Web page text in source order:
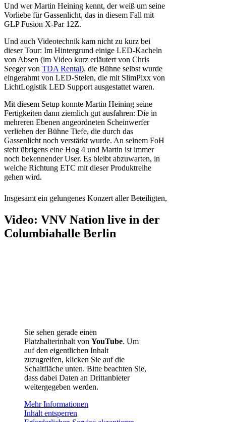
Und wer Martin Heining kennt, der weiß um seine
Vorliebe für Gassenlicht, das in diesem Fall mit
GLP Fusion X-Par 12Z.
Und auch Videotechnik kam nicht zu kurz bei
dieser Tour: Im Hintergrund einige LED-Kacheln
von Absen (im Video kurz erläutert von Chris
Seeger von TDA Rental), die Bühne selbst wurde
eingerahmt von LED-Stelen, die mit SlimPixx von
LichtLogistik LED Support ausgestattet waren.
Mit diesem Setup konnte Martin Heining seine
Fertigkeiten dann ziemlich gut ausfahren: Die in
mehreren Ebenen angeordneten Scheinwerfer
verliehen der Bühne Tiefe, die durch das
Gassenlicht noch verstärkt wurde. An seinem FoH
steht übrigens eine Hog 4 und Martin ist immer
noch bekennender User. Es bleibt abzuwarten, in
welche Richtung ETC mit dieser Produktreihe
gehen wird.
Insgesamt ein gelungenes Konzert aller Beteiligten,
Video: VNV Nation live in der
Columbiahalle Berlin
Sie sehen gerade einen
Platzhalterinhalt von YouTube. Um
auf den eigentlichen Inhalt
zuzugreifen, klicken Sie auf die
Schaltfläche unten. Bitte beachten Sie,
dass dabei Daten an Drittanbieter
weitergegeben werden.
Mehr Informationen
Inhalt entsperren